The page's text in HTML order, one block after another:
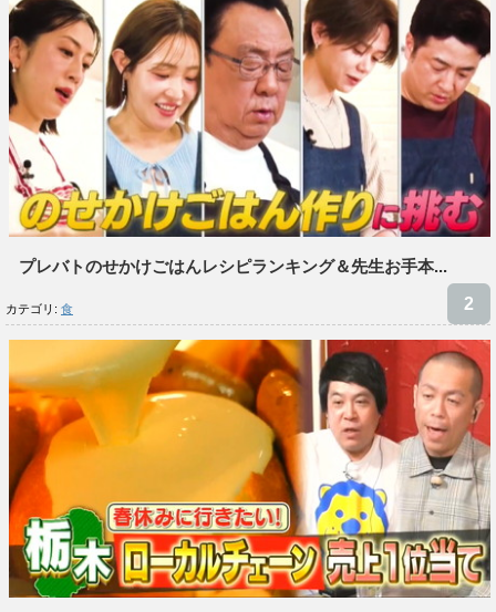
プレバトのせかけごはんレシピランキング＆先生お手本...
カテゴリ: 食